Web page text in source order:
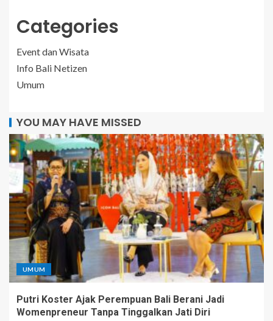
Categories
Event dan Wisata
Info Bali Netizen
Umum
YOU MAY HAVE MISSED
UMUM
Putri Koster Ajak Perempuan Bali Berani Jadi
Womenpreneur Tanpa Tinggalkan Jati Diri